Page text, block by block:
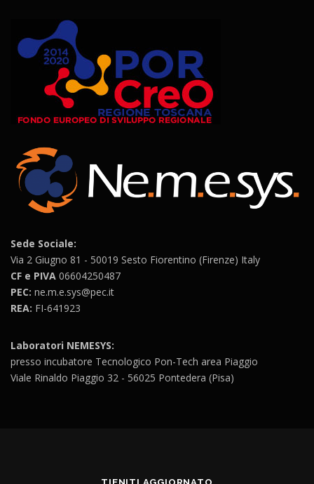
Sede Sociale:
Via 2 Giugno 81 - 50019 Sesto Fiorentino (Firenze) Italy
CF e PIVA 06604250487
PEC: ne.m.e.sys@pec.it
REA: FI-641923
Laboratori NEMESYS:
presso incubatore Tecnologico Pon-Tech area Piaggio
Viale Rinaldo Piaggio 32 - 56025 Pontedera (Pisa)